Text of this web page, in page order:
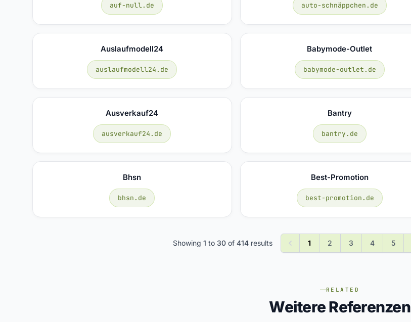
auf-null.de auto-schnäppchen.de
Auslaufmodell24
auslaufmodell24.de
Babymode-Outlet
babymode-outlet.de
Ausverkauf24
ausverkauf24.de
Bantry
bantry.de
Bhsn
bhsn.de
Best-Promotion
best-promotion.de
Showing 1 to 30of 414results 1 2 3 4 5
RELATED
Weitere Referenzen